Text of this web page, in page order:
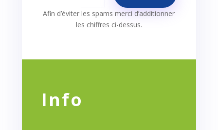
Afin d’éviter les spams merci d’additionner
les chiffres ci-dessus.
Info